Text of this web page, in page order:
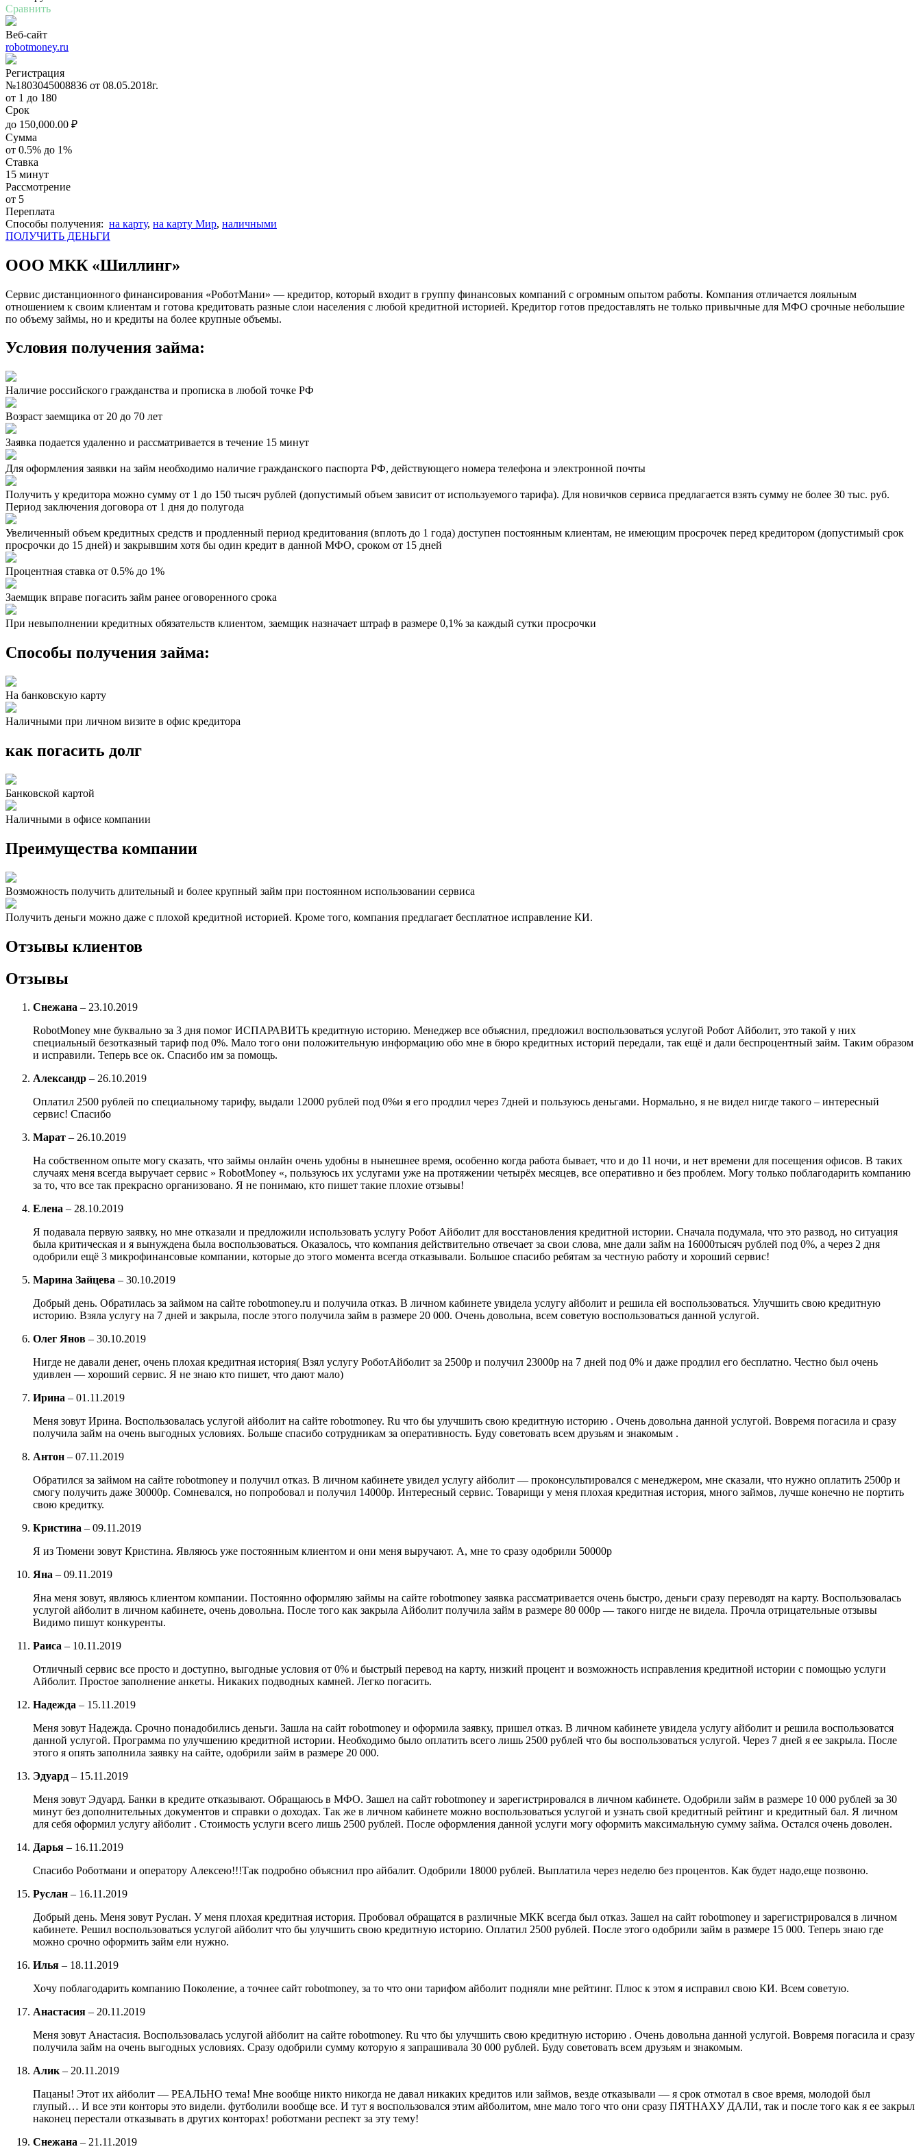
Сравнить
Веб-сайт
robotmoney.ru
Регистрация
№1803045008836 от 08.05.2018г.
от 1 до 180
Срок
до 150,000.00 ₽
Сумма
от 0.5% до 1%
Ставка
15 минут
Рассмотрение
от 5
Переплата
Cпособы получения: на карту, на карту Мир, наличными
ПОЛУЧИТЬ ДЕНЬГИ
ООО МКК «Шиллинг»
Сервис дистанционного финансирования «РоботМани» — кредитор, который входит в группу финансовых компаний с огромным опытом работы. Компания отличается лояльным
отношением к своим клиентам и готова кредитовать разные слои населения с любой кредитной историей. Кредитор готов предоставлять не только привычные для МФО срочные небольшие
по объему займы, но и кредиты на более крупные объемы.
Условия получения займа:
Наличие российского гражданства и прописка в любой точке РФ
Возраст заемщика от 20 до 70 лет
Заявка подается удаленно и рассматривается в течение 15 минут
Для оформления заявки на займ необходимо наличие гражданского паспорта РФ, действующего номера телефона и электронной почты
Получить у кредитора можно сумму от 1 до 150 тысяч рублей (допустимый объем зависит от используемого тарифа). Для новичков сервиса предлагается взять сумму не более 30 тыс. руб.
Период заключения договора от 1 дня до полугода
Увеличенный объем кредитных средств и продленный период кредитования (вплоть до 1 года) доступен постоянным клиентам, не имеющим просрочек перед кредитором (допустимый срок
просрочки до 15 дней) и закрывшим хотя бы один кредит в данной МФО, сроком от 15 дней
Процентная ставка от 0.5% до 1%
Заемщик вправе погасить займ ранее оговоренного срока
При невыполнении кредитных обязательств клиентом, заемщик назначает штраф в размере 0,1% за каждый сутки просрочки
Способы получения займа:
На банковскую карту
Наличными при личном визите в офис кредитора
как погасить долг
Банковской картой
Наличными в офисе компании
Преимущества компании
Возможность получить длительный и более крупный займ при постоянном использовании сервиса
Получить деньги можно даже с плохой кредитной историей. Кроме того, компания предлагает бесплатное исправление КИ.
Отзывы клиентов
Отзывы
Снежана – 23.10.2019
RobotMoney мне буквально за 3 дня помог ИСПАРАВИТЬ кредитную историю. Менеджер все объяснил, предложил воспользоваться услугой Робот Айболит, это такой у них
специальный безотказный тариф под 0%. Мало того они положительную информацию обо мне в бюро кредитных историй передали, так ещё и дали беспроцентный займ. Таким образом
и исправили. Теперь все ок. Спасибо им за помощь.
Александр – 26.10.2019
Оплатил 2500 рублей по специальному тарифу, выдали 12000 рублей под 0%и я его продлил через 7дней и пользуюсь деньгами. Нормально, я не видел нигде такого – интересный
сервис! Спасибо
Марат – 26.10.2019
На собственном опыте могу сказать, что займы онлайн очень удобны в нынешнее время, особенно когда работа бывает, что и до 11 ночи, и нет времени для посещения офисов. В таких
случаях меня всегда выручает сервис » RobotMoney «, пользуюсь их услугами уже на протяжении четырёх месяцев, все оперативно и без проблем. Могу только поблагодарить компанию
за то, что все так прекрасно организовано. Я не понимаю, кто пишет такие плохие отзывы!
Елена – 28.10.2019
Я подавала первую заявку, но мне отказали и предложили использовать услугу Робот Айболит для восстановления кредитной истории. Сначала подумала, что это развод, но ситуация
была критическая и я вынуждена была воспользоваться. Оказалось, что компания действительно отвечает за свои слова, мне дали займ на 16000тысяч рублей под 0%, а через 2 дня
одобрили ещё 3 микрофинансовые компании, которые до этого момента всегда отказывали. Большое спасибо ребятам за честную работу и хороший сервис!
Марина Зайцева – 30.10.2019
Добрый день. Обратилась за займом на сайте robotmoney.ru и получила отказ. В личном кабинете увидела услугу айболит и решила ей воспользоваться. Улучшить свою кредитную
историю. Взяла услугу на 7 дней и закрыла, после этого получила займ в размере 20 000. Очень довольна, всем советую воспользоваться данной услугой.
Олег Янов – 30.10.2019
Нигде не давали денег, очень плохая кредитная история( Взял услугу РоботАйболит за 2500р и получил 23000р на 7 дней под 0% и даже продлил его бесплатно. Честно был очень
удивлен — хороший сервис. Я не знаю кто пишет, что дают мало)
Ирина – 01.11.2019
Меня зовут Ирина. Воспользовалась услугой айболит на сайте robotmoney. Ru что бы улучшить свою кредитную историю . Очень довольна данной услугой. Вовремя погасила и сразу
получила займ на очень выгодных условиях. Больше спасибо сотрудникам за оперативность. Буду советовать всем друзьям и знакомым .
Антон – 07.11.2019
Обратился за займом на сайте robotmoney и получил отказ. В личном кабинете увидел услугу айболит — проконсультировался с менеджером, мне сказали, что нужно оплатить 2500р и
смогу получить даже 30000р. Сомневался, но попробовал и получил 14000р. Интересный сервис. Товарищи у меня плохая кредитная история, много займов, лучше конечно не портить
свою кредитку.
Кристина – 09.11.2019
Я из Тюмени зовут Кристина. Являюсь уже постоянным клиентом и они меня выручают. А, мне то сразу одобрили 50000р
Яна – 09.11.2019
Яна меня зовут, являюсь клиентом компании. Постоянно оформляю займы на сайте robotmoney заявка рассматривается очень быстро, деньги сразу переводят на карту. Воспользовалась
услугой айболит в личном кабинете, очень довольна. После того как закрыла Айболит получила займ в размере 80 000р — такого нигде не видела. Прочла отрицательные отзывы
Видимо пишут конкуренты.
Раиса – 10.11.2019
Отличный сервис все просто и доступно, выгодные условия от 0% и быстрый перевод на карту, низкий процент и возможность исправления кредитной истории с помощью услуги
Айболит. Простое заполнение анкеты. Никаких подводных камней. Легко погасить.
Надежда – 15.11.2019
Меня зовут Надежда. Срочно понадобились деньги. Зашла на сайт robotmoney и оформила заявку, пришел отказ. В личном кабинете увидела услугу айболит и решила воспользоватся
данной услугой. Программа по улучшению кредитной истории. Необходимо было оплатить всего лишь 2500 рублей что бы воспользоваться услугой. Через 7 дней я ее закрыла. После
этого я опять заполнила заявку на сайте, одобрили займ в размере 20 000.
Эдуард – 15.11.2019
Меня зовут Эдуард. Банки в кредите отказывают. Обращаюсь в МФО. Зашел на сайт robotmoney и зарегистрировался в личном кабинете. Одобрили займ в размере 10 000 рублей за 30
минут без дополнительных документов и справки о доходах. Так же в личном кабинете можно воспользоваться услугой и узнать свой кредитный рейтинг и кредитный бал. Я личном
для себя оформил услугу айболит . Стоимость услуги всего лишь 2500 рублей. После оформления данной услуги могу оформить максимальную сумму займа. Остался очень доволен.
Дарья – 16.11.2019
Спасибо Роботмани и оператору Алексею!!!Так подробно объяснил про айбалит. Одобрили 18000 рублей. Выплатила через неделю без процентов. Как будет надо,еще позвоню.
Руслан – 16.11.2019
Добрый день. Меня зовут Руслан. У меня плохая кредитная история. Пробовал обращатся в различные МКК всегда был отказ. Зашел на сайт robotmoney и зарегистрировался в личном
кабинете. Решил воспользоваться услугой айболит что бы улучшить свою кредитную историю. Оплатил 2500 рублей. После этого одобрили займ в размере 15 000. Теперь знаю где
можно срочно оформить займ ели нужно.
Илья – 18.11.2019
Хочу поблагодарить компанию Поколение, а точнее сайт robotmoney, за то что они тарифом айболит подняли мне рейтинг. Плюс к этом я исправил свою КИ. Всем советую.
Анастасия – 20.11.2019
Меня зовут Анастасия. Воспользовалась услугой айболит на сайте robotmoney. Ru что бы улучшить свою кредитную историю . Очень довольна данной услугой. Вовремя погасила и сразу
получила займ на очень выгодных условиях. Сразу одобрили сумму которую я запрашивала 30 000 рублей. Буду советовать всем друзьям и знакомым.
Алик– 20.11.2019
Пацаны! Этот их айболит — РЕАЛЬНО тема! Мне вообще никто никогда не давал никаких кредитов или займов, везде отказывали — я срок отмотал в свое время, молодой был
глупый… И все эти конторы это видели. футболили вообще все. И тут я воспользовался этим айболитом, мне мало того что они сразу ПЯТНАХУ ДАЛИ, так и после того как я ее закрыл
наконец перестали отказывать в других конторах! роботмани респект за эту тему!
Снежана – 21.11.2019